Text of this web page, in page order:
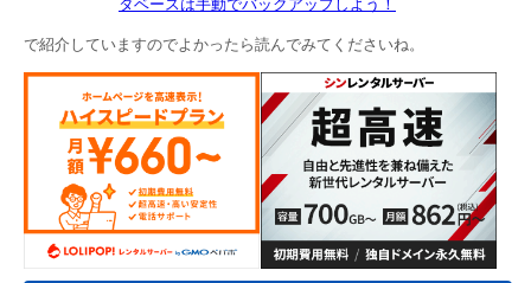
タベースは手動でバックアップしよう！
で紹介していますのでよかったら読んでみてくださいね。